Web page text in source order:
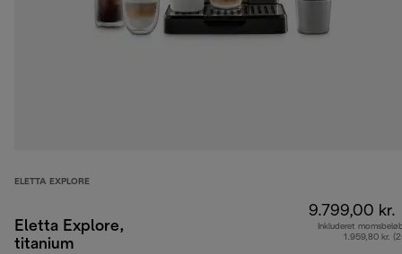
ELETTA EXPLORE
Eletta Explore,
titanium
9.799,00 kr.
Inkluderet
1.959,80 kr.